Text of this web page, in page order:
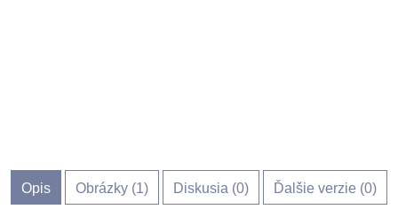
Opis Obrázky (1) Diskusia (0) Ďalšie verzie (0)